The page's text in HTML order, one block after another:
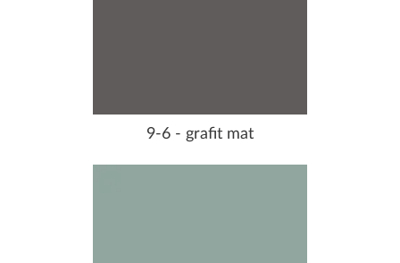
9-6 - grafit mat